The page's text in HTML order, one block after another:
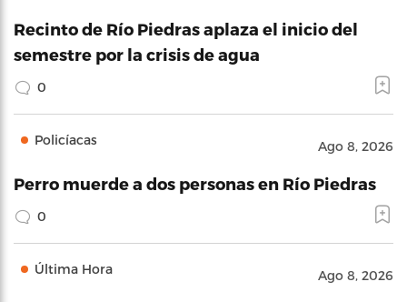
Recinto de Río Piedras aplaza el inicio del
semestre por la crisis de agua
0
Policíacas Ago 8, 2026
Perro muerde a dos personas en Río Piedras
0
Última Hora Ago 8, 2026